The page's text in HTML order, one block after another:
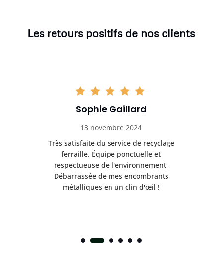
Les retours positifs de nos clients
Sophie Gaillard
13 novembre 2024
Très satisfaite du service de recyclage
ferraille. Équipe ponctuelle et
respectueuse de l'environnement.
Débarrassée de mes encombrants
métalliques en un clin d'œil !